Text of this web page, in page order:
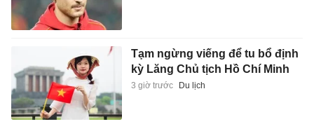
Tạm ngừng viếng để tu bổ định
kỳ Lăng Chủ tịch Hồ Chí Minh
3 giờ trước Du lịch